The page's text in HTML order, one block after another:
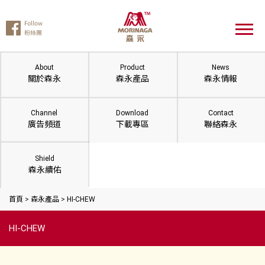
About
關於森永
Product
森永產品
News
森永情報
Channel
廣告頻道
Download
下載專區
Contact
聯絡森永
Shield
森永續佑
首頁 > 森永產品 > HI-CHEW
HI-CHEW